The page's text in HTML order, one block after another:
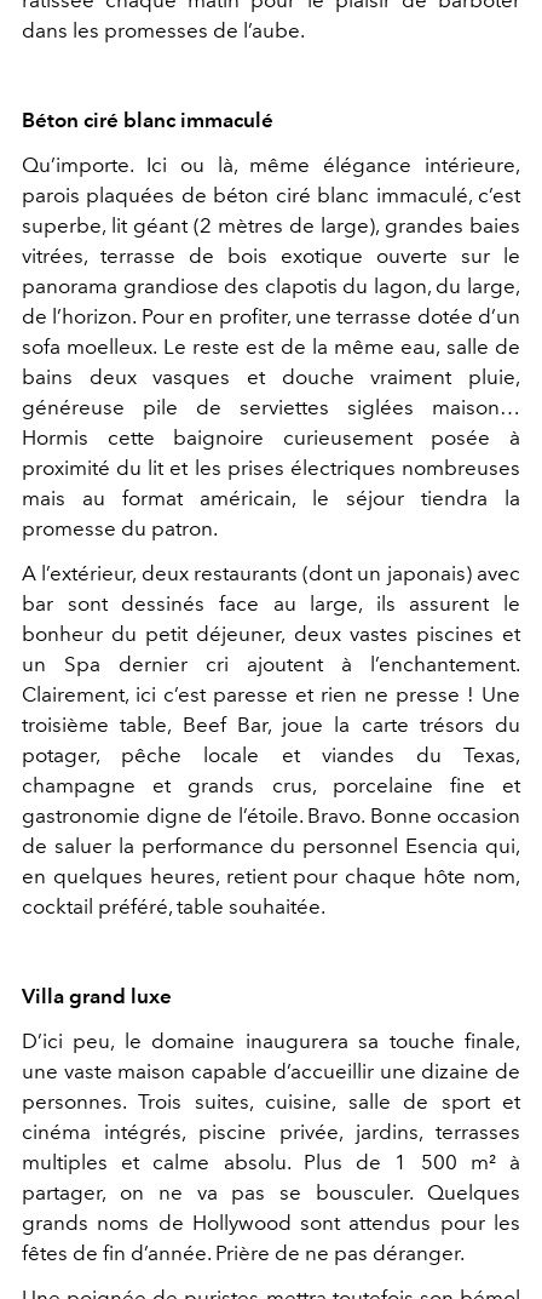
dans les promesses de l’aube.
Béton ciré blanc immaculé
Qu’importe. Ici ou là, même élégance intérieure,
parois plaquées de béton ciré blanc immaculé, c’est
superbe, lit géant (2 mètres de large), grandes baies
vitrées, terrasse de bois exotique ouverte sur le
panorama grandiose des clapotis du lagon, du large,
de l’horizon. Pour en profiter, une terrasse dotée d’un
sofa moelleux. Le reste est de la même eau, salle de
bains deux vasques et douche vraiment pluie,
généreuse pile de serviettes siglées maison…
Hormis cette baignoire curieusement posée à
proximité du lit et les prises électriques nombreuses
mais au format américain, le séjour tiendra la
promesse du patron.
A l’extérieur, deux restaurants (dont un japonais) avec
bar sont dessinés face au large, ils assurent le
bonheur du petit déjeuner, deux vastes piscines et
un Spa dernier cri ajoutent à l’enchantement.
Clairement, ici c’est paresse et rien ne presse ! Une
troisième table, Beef Bar, joue la carte trésors du
potager, pêche locale et viandes du Texas,
champagne et grands crus, porcelaine fine et
gastronomie digne de l’étoile. Bravo. Bonne occasion
de saluer la performance du personnel Esencia qui,
en quelques heures, retient pour chaque hôte nom,
cocktail préféré, table souhaitée.
Villa grand luxe
D’ici peu, le domaine inaugurera sa touche finale,
une vaste maison capable d’accueillir une dizaine de
personnes. Trois suites, cuisine, salle de sport et
cinéma intégrés, piscine privée, jardins, terrasses
multiples et calme absolu. Plus de 1 500 m² à
partager, on ne va pas se bousculer. Quelques
grands noms de Hollywood sont attendus pour les
fêtes de fin d’année. Prière de ne pas déranger.